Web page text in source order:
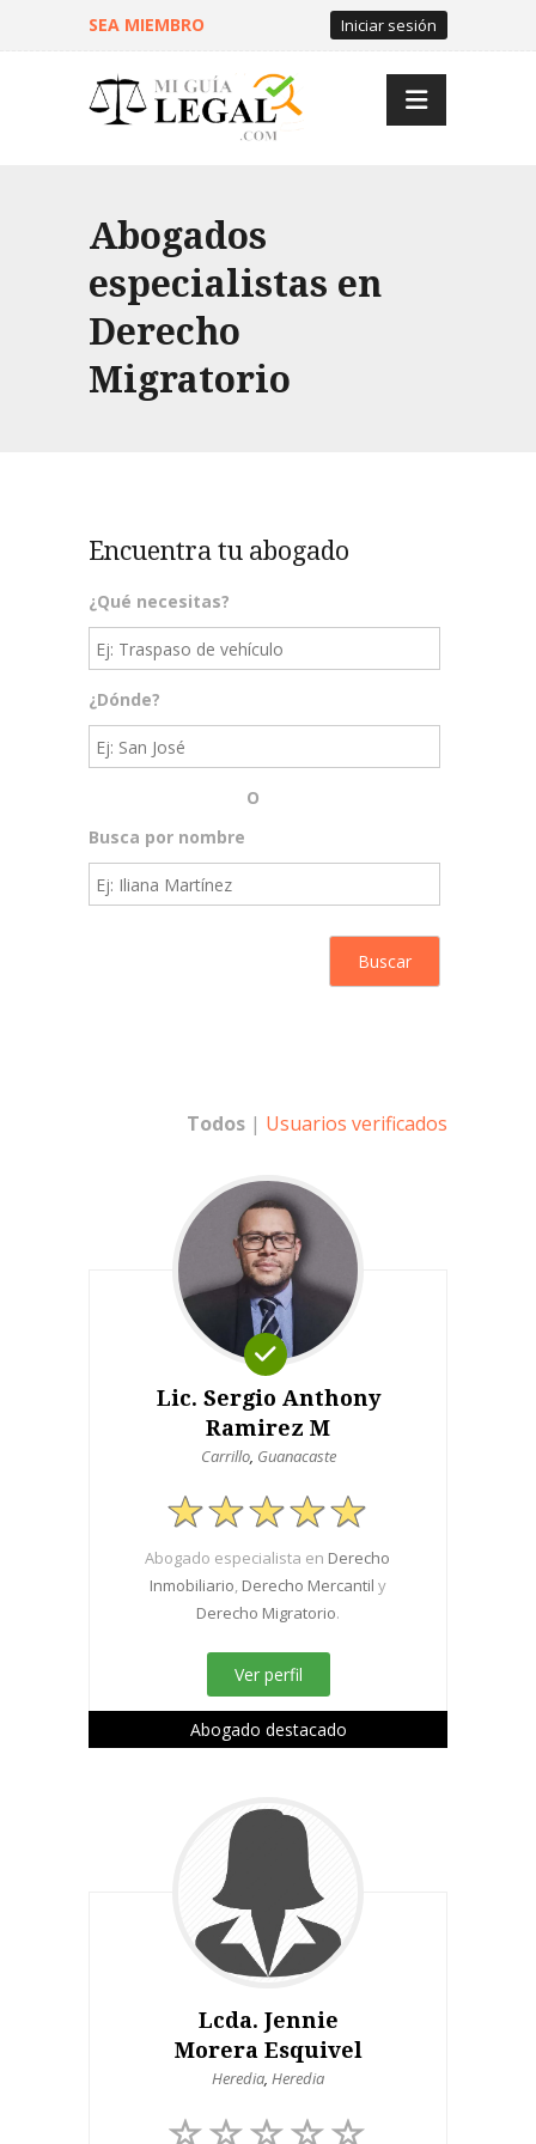
SEA MIEMBRO Iniciar sesión
Abogados
especialistas en
Derecho
Migratorio
Encuentra tu abogado
¿Qué necesitas?
¿Dónde?
O
Busca por nombre
Todos | Usuarios verificados
Lic. Sergio Anthony
Ramirez M
Carrillo, Guanacaste
Abogado especialista en Derecho
Inmobiliario, Derecho Mercantil y
Derecho Migratorio.
Ver perfil
Abogado destacado
Lcda. Jennie
Morera Esquivel
Heredia, Heredia